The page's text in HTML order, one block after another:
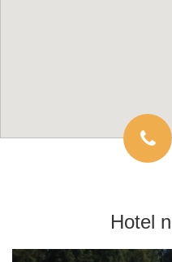
Hotel